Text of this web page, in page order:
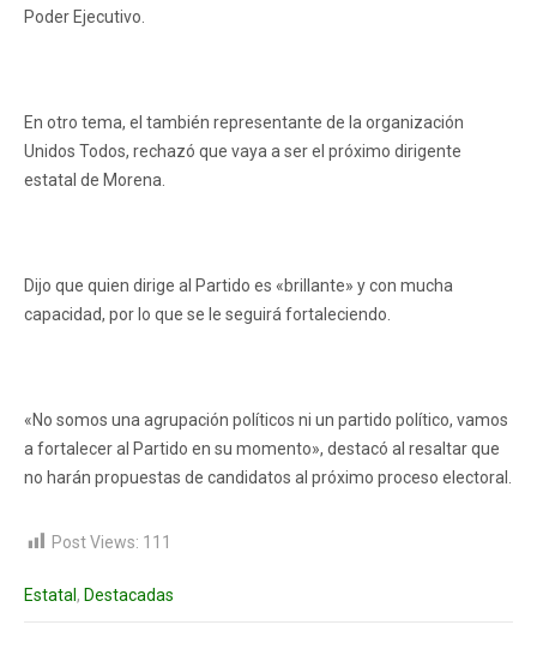
Poder Ejecutivo.
En otro tema, el también representante de la organización
Unidos Todos, rechazó que vaya a ser el próximo dirigente
estatal de Morena.
Dijo que quien dirige al Partido es «brillante» y con mucha
capacidad, por lo que se le seguirá fortaleciendo.
«No somos una agrupación políticos ni un partido político, vamos
a fortalecer al Partido en su momento», destacó al resaltar que
no harán propuestas de candidatos al próximo proceso electoral.
Post Views: 111
Estatal , Destacadas